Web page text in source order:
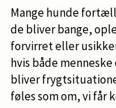
Mange hunde
de bliver bange,
forvirret eller
hvis både
bliver
føles som om, vi får